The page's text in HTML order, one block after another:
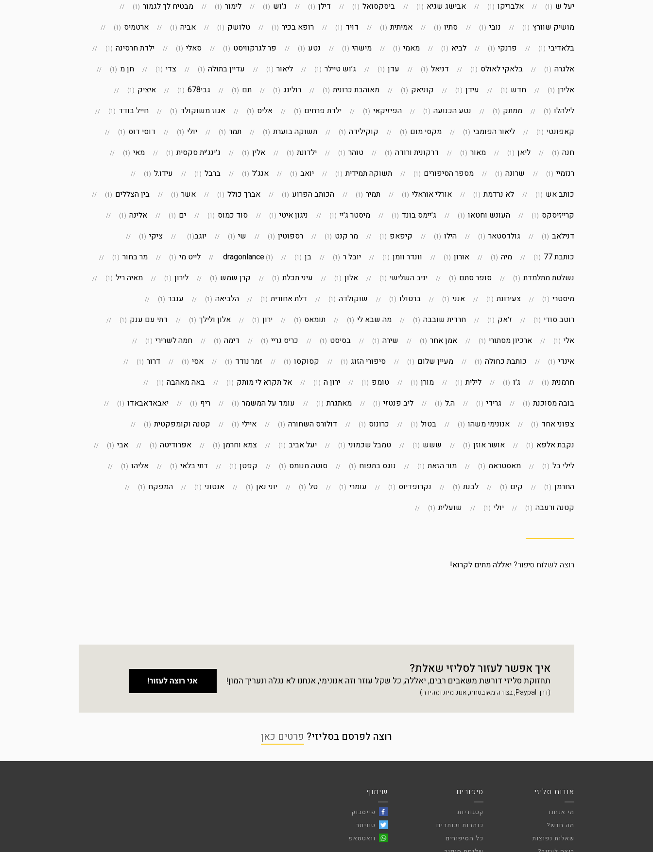
יעל ש (1) אלבריקו (1) אבישג שגיא (1) ביסקסואל (1) דילן (1) ג׳וש (1) לימור (1) מבטיח לך לגמור (1)
מושיק שוורץ (1) נובי (1) סתיו (1) אמיתית (1) דויד (1) רופא בכיר (1) טלושק (1) אביה (1) ארטמיס (1)
בלאדיבי (1) פרנקי (1) לביא (1) מאמי (1) מישהי (1) נטע (1) פר לגרקוויסט (1) סאלי (1) ילדת חרסינה (1)
אלגרה (1) בלאקי לאולס (1) דניאל (1) עדן (1) ג׳וש טיילר (1) ליאור (1) עדיין בתולה (1) צדי (1) חן מ (1)
אלירן (1) חדש (1) עידן (1) קוניאק (1) מאוהבת כרונית (1) רולינג (1) תם (1) גבי678 (1) איציק (1)
לילהלו (1) ממתק (1) נטע הכנועה (1) הפיזיקאי (1) ילדת פרחים (1) אליס (1) אגוז משוקולד (1) חייל בודד (1)
קאפונטי (1) ליאור הפומבי (1) מקסי מום (1) קוקילידה (1) תשוקה בוערת (1) תמר (1) יולי (1) דוסי דוס (1)
חנה (1) ליאן (1) מאור (1) דרקונית ורודה (1) טוהר (1) ילדונת (1) אלין (1) ג׳ינג׳ית סקסית (1) מאי (1)
רנזמיי (1) שרונה (1) מספר הסיפורים (1) תשוקה תמידית (1) יואב (1) אנג'ל (1) ברבל (1) עידו.ל (1)
כותב אש (1) לא נרדמת (1) אורלי אוראלי (1) תמיר (1) הכותב הפרוע (1) אברך כולל (1) אשר (1) בין הצללים (1)
קרייזיסקס (1) העונש וחטאו (1) ג׳יימס בונד (1) מיסטר ג׳יי (1) ניגון איטי (1) סוד כמוס (1) ים (1) אלינה (1)
דנילאב (1) גולדסטאר (1) הילו (1) קיפאפ (1) מר קנט (1) רספוטין (1) שי (1) יוגב‎(1) ציקי (1)
כותבת 77 (1) מיה (1) אורון (1) וונדר וומן (1) יובל ר (1) בן (1)
dragonlance (1) לייט מי (1) מר בחור (1)
נשלטת מתלמדת (1) סופר סתם (1) יניב השלישי (1) אלון (1) עיני תכלת (1) קרן שמש (1) לירון (1) מאיה ריל (1)
מיסטרי (1) צעירונת (1) אנני (1) ברטולו (1) שוקולדה (1) דלת אחורית (1) הלביאה (1) ענבר (1)
רוטב סודי (1) ז׳אק (1) חרדית שובבה (1) מה שבא לי (1) תומאס (1) ירון (1) אלון ולילך (1) דתי עם ענק (1)
אלי (1) ארכיון מסתורי (1) אמן אחר (1) שירה (1) בסיסט (1) כריס גריי (1) דימה (1) חמה לשרירי (1)
אינדי (1) כותבת כחולה (1) מעיין שלום (1) סיפורי הזוג (1) קסוקסו (1) זמר נודד (1) אסי (1) דרור (1)
חרמנית (1) ג׳ו (1) לילית (1) מורן (1) טומפ (1) ירון ה (1) אל תקרא לי מותק (1) באה מאהבה (1)
בובה מסוכנת (1) גרידי (1) ה.ל (1) ליב פנטזי (1) מאתגרת (1) עומד על המשמר (1) ריף (1) יאבאדאבאדו (1)
צפוני אחד (1) אנונימי משהו (1) בטול (1) כרונוס (1) דולורס השחורה (1) איילי (1) קטנה וקומפקטית (1)
נקבת אלפא (1) אושר אוזן (1) ששש (1) טמבל שכמוני (1) יעל אביב (1) צמא וחרמן (1) אפרודיטה (1) אבי (1)
לילי בל (1) מאסטראמ (1) מור הזאת (1) נוגס בתפוח (1) סוטה מנומס (1) קפטן (1) דתי בלאי (1) אליהו (1)
החרמן (1) קים (1) לבנת (1) נקרופדיוס (1) עומרי (1) טל (1) יוני נאן (1) אנטוני (1) המפקח (1)
קטנה ורעבה (1) יולי (1) שועלית (1)
רוצה לשלוח סיפור? יאללה מתים לקרוא!
איך אפשר לעזור לסליזי שאלת?
תחזוקת סליזי דורשת משאבים רבים, יאללה, כל שקל עוזר וזה אנונימי, אנחנו לא נגלה ונעריך המון!
(דרך Paypal, בצורה מאובטחת, אנונימית ומהירה)
רוצה לפרסם בסליזי? פרטים כאן
אודות סליזי
מי אנחנו
מה חדש?
שאלות נפוצות
סיפורים
קטגוריות
כותבות וכותבים
כל הסיפורים
שיתוף
פייסבוק
טוויטר
וואטסאפ